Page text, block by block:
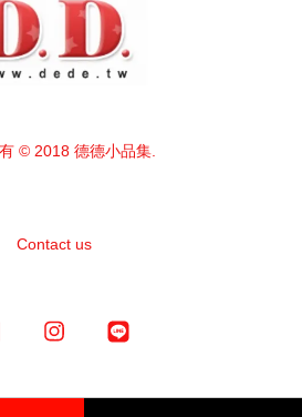
© 2018 德德小品集.
Contact us
Facebook Instagram